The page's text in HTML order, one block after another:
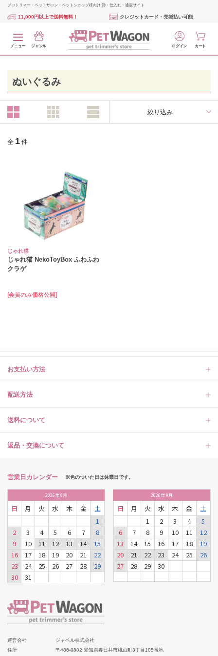
プロトリマー・ペットサロン・ペットショップ様向け 卸・仕入れ・通販サイト
11,000円以上で送料無料！ クレジットカード・売掛払い可能
メニュー ジャンル ログイン カート
ぬいぐるみ
絞り込み
全 1 件
じゃれ猫
じゃれ猫 NekoToyBox ふわふわ
クラゲ
[会員のみ価格公開]
お支払い方法
配送方法
送料について
返品・交換について
営業日カレンダー ※色のついた日は休業日です。
2026年8月
日 月 火 水 木 金
土
1
2
3 4 5 6 7
8
9
10 11 12 13 14
15
16
17 18 19 20 21
22
23
24 25 26 27 28
29
30
31
2026年9月
日 月 火 水 木 金
土
1
2 3 4
5
6
7 8 9 10 11
12
13
14 15 16 17 18
19
20
21 22 23 24 25
26
27
28 29 30
運営会社
ジャペル株式会社
住所
〒486-0802 愛知県春日井市桃山町3丁目105番地